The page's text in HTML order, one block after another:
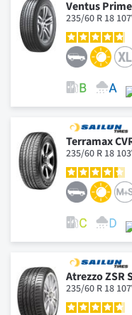
Ventus
235/60 R 18
Terramax
235/60 R 18
Atrezzo ZSR
235/60 R 18